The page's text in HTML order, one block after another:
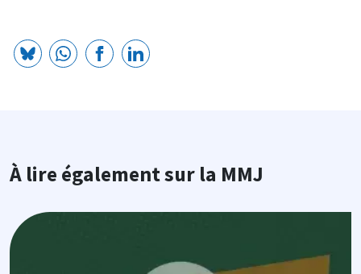
À lire également sur la MMJ
Image